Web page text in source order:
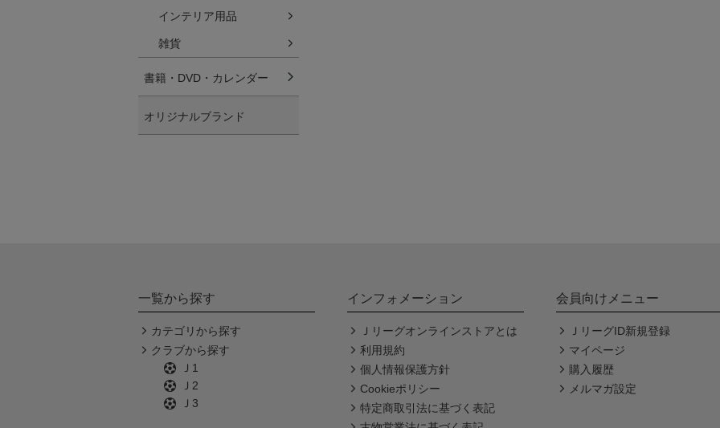
インテリア用品
雑貨
書籍・DVD・カレンダー
オリジナルブランド
一覧から探す
カテゴリから探す
クラブから探す
Ｊ1
Ｊ2
Ｊ3
インフォメーション
Ｊリーグオンラインストアとは
利用規約
個人情報保護方針
Cookieポリシー
特定商取引法に基づく表記
会員向けメニュー
ＪリーグID新規登録
マイページ
購入履歴
メルマガ設定